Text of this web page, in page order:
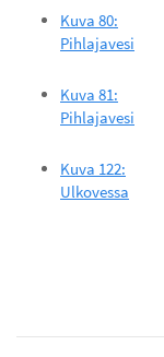
Kuva 80:
Pihlajavesi
Kuva 81:
Pihlajavesi
Kuva 122:
Ulkovessa